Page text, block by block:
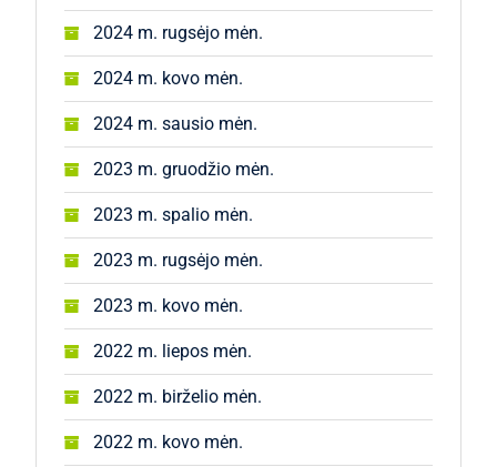
2024 m. rugsėjo mėn.
2024 m. kovo mėn.
2024 m. sausio mėn.
2023 m. gruodžio mėn.
2023 m. spalio mėn.
2023 m. rugsėjo mėn.
2023 m. kovo mėn.
2022 m. liepos mėn.
2022 m. birželio mėn.
2022 m. kovo mėn.